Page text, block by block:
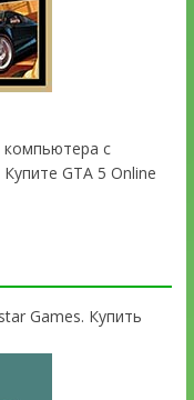
компьютера с
GTA 5 Online
Games. Купить